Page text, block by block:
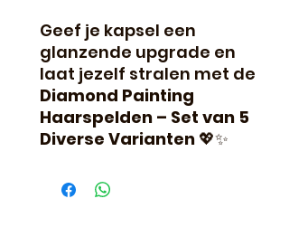
Geef je kapsel een
glanzende upgrade en
laat jezelf stralen met de
Diamond Painting
Haarspelden – Set van 5
Diverse Varianten 💖✨